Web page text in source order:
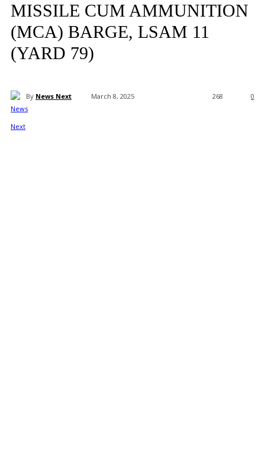
MISSILE CUM AMMUNITION
(MCA) BARGE, LSAM 11
(YARD 79)
By News Next March 8, 2025 0
268